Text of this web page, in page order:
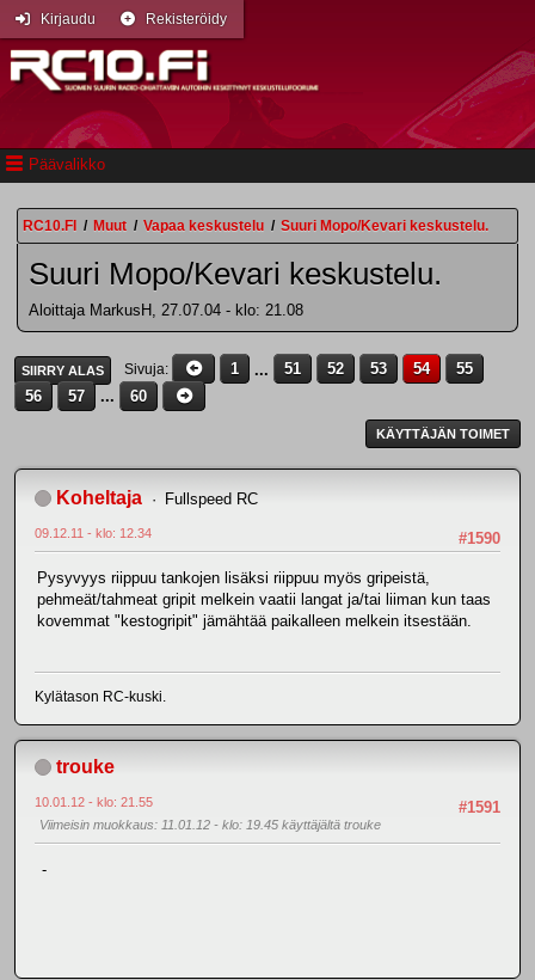
Päävalikko
Kirjaudu Rekisteröidy
RC10.FI / Muut / Vapaa keskustelu / Suuri Mopo/Kevari keskustelu.
Suuri Mopo/Kevari keskustelu.
Aloittaja MarkusH, 27.07.04 - klo: 21.08
SIIRRY ALAS Sivuja 1 ... 51 52 53 54
55
56
57 ... 60
KÄYTTÄJÄN TOIMET
Koheltaja Fullspeed RC
#1590
09.12.11 - klo: 12.34
Pysyvyys riippuu tankojen lisäksi riippuu myös gripeistä,
pehmeät/tahmeat gripit melkein vaatii langat ja/tai liiman kun taas
kovemmat "kestogripit" jämähtää paikalleen melkein itsestään.
Kylätason RC-kuski.
trouke
#1591
10.01.12 - klo: 21.55
Viimeisin muokkaus: 11.01.12 - klo: 19.45 käyttäjältä trouke
-